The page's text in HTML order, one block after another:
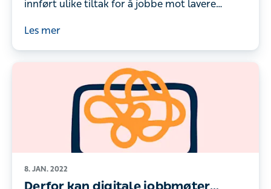
Derfor kan digitale jobbmøter tappe
deg for energi
Korona har endret verden vi lever i, og over natten
foregikk plutselig alle jobbmøter på digitale